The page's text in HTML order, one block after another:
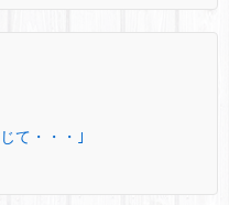
て・・・｣